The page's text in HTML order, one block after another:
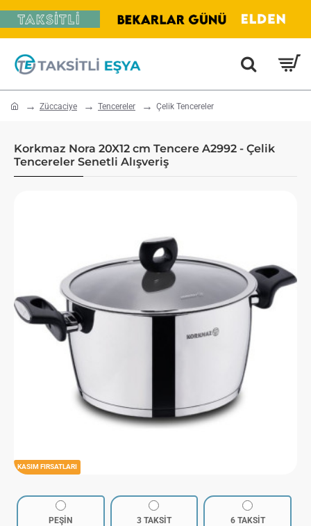
home Züccaciye Tencereler Çelik Tencereler
Korkmaz Nora 20X12 cm Tencere A2992 - Çelik
Tencereler Senetli Alışveriş
KASIM FIRSATLARI
PEŞİN 3 TAKSİT 6 TAKSİT